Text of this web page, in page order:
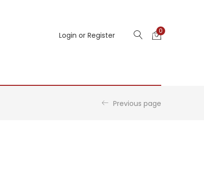
Login or Register 0
Previous page